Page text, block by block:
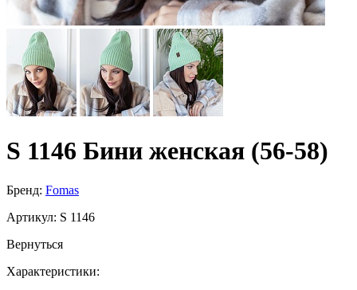
S 1146 Бини женская (56-58)
Бренд: Fomas
Артикул: S 1146
Вернуться
Характеристики: